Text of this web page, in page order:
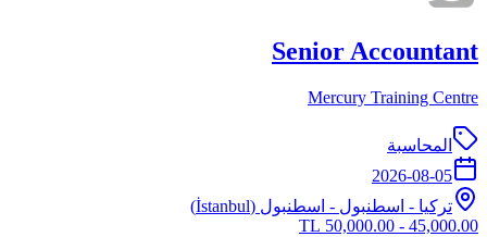
Senior Accountant
Mercury Training Centre
المحاسبة
2026-08-05
تركيا - اسطنبول - اسطنبول (İstanbul)
45,000.00 - 50,000.00 TL